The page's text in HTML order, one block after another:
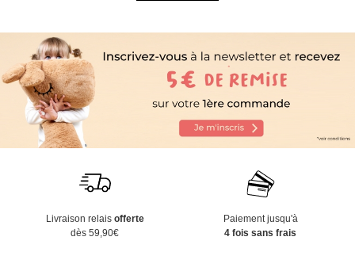
Livraison relais offerte
dès 59,90€
Paiement jusqu'à
4 fois sans frais